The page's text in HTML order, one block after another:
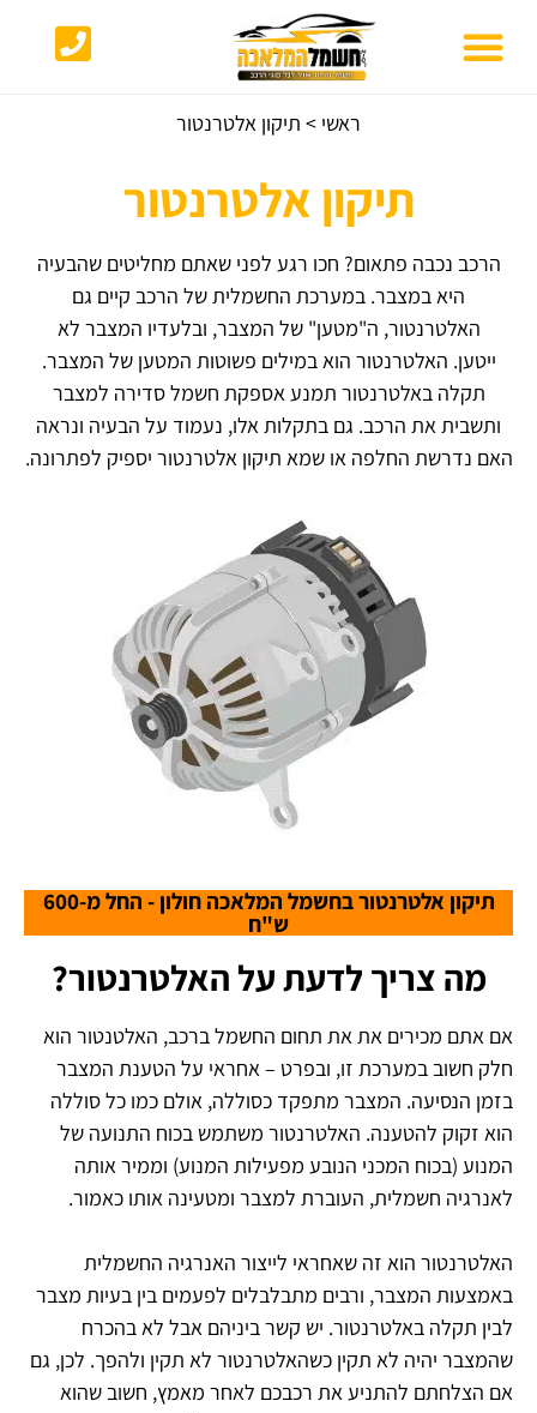
ראשי > תיקון אלטרנטור
תיקון אלטרנטור
הרכב נכבה פתאום? חכו רגע לפני שאתם מחליטים שהבעיה
היא במצבר. במערכת החשמלית של הרכב קיים גם
האלטרנטור, ה"מטען" של המצבר, ובלעדיו המצבר לא
ייטען. האלטרנטור הוא במילים פשוטות המטען של המצבר.
תקלה באלטרנטור תמנע אספקת חשמל סדירה למצבר
ותשבית את הרכב. גם בתקלות אלו, נעמוד על הבעיה ונראה
האם נדרשת החלפה או שמא תיקון אלטרנטור יספיק לפתרונה.
תיקון אלטרנטור בחשמל המלאכה חולון - החל מ-600
ש"ח
מה צריך לדעת על האלטרנטור?
אם אתם מכירים את את תחום החשמל ברכב, האלטנטור הוא
חלק חשוב במערכת זו, ובפרט – אחראי על הטענת המצבר
בזמן הנסיעה. המצבר מתפקד כסוללה, אולם כמו כל סוללה
הוא זקוק להטענה. האלטרנטור משתמש בכוח התנועה של
המנוע (בכוח המכני הנובע מפעילות המנוע) וממיר אותה
לאנרגיה חשמלית, העוברת למצבר ומטעינה אותו כאמור.
האלטרנטור הוא זה שאחראי לייצור האנרגיה החשמלית
באמצעות המצבר, ורבים מתבלבלים לפעמים בין בעיות מצבר
לבין תקלה באלטרנטור. יש קשר ביניהם אבל לא בהכרח
שהמצבר יהיה לא תקין כשהאלטרנטור לא תקין ולהפך. לכן, גם
אם הצלחתם להתניע את רכבכם לאחר מאמץ, חשוב שהוא